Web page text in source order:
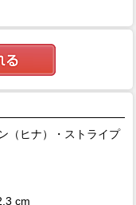
（ヒナ）・ストライプ
cm